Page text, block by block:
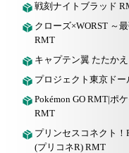
戦刻ナイトブラッド
クローズ×WORST ～
RMT
キャプテン翼 たたか
プロジェクト東京ドー
Pokémon GO RMT|ポ
RMT
プリンセスコネクト！
(プリコネR) RMT